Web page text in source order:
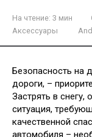
На чтение: 3 мин
Аксессуары
Безопасность на
дороги, –
Застрять в
ситуация,
качественной
автомобиля –